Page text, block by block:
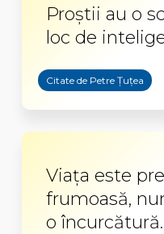
Proștii au o
loc de
Citate de Petre Țuțea
Viaţa este
frumoasă,
o încurcătură.